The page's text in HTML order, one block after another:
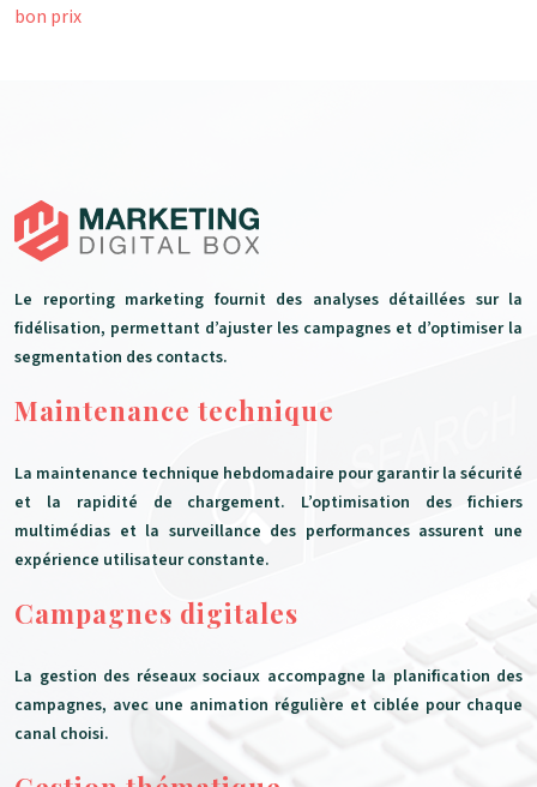
bon prix
Le reporting marketing fournit des analyses détaillées sur la
fidélisation, permettant d’ajuster les campagnes et d’optimiser la
segmentation des contacts.
Maintenance technique
La maintenance technique hebdomadaire pour garantir la sécurité
et la rapidité de chargement. L’optimisation des fichiers
multimédias et la surveillance des performances assurent une
expérience utilisateur constante.
Campagnes digitales
La gestion des réseaux sociaux accompagne la planification des
campagnes, avec une animation régulière et ciblée pour chaque
canal choisi.